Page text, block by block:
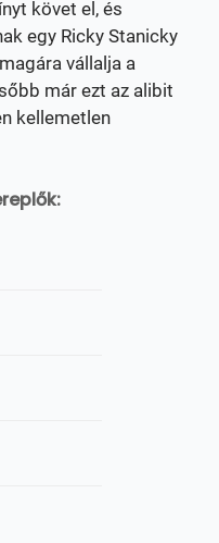
követ el, és
egy Ricky Stanicky
vállalja a
már ezt az alibit
kellemetlen